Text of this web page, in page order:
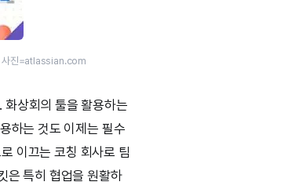
. 사진=atlassian.com
상회의 툴을 활용하는
하는 것도 이제는 필수
이끄는 코칭 회사로 팀
은 특히 협업을 원활하